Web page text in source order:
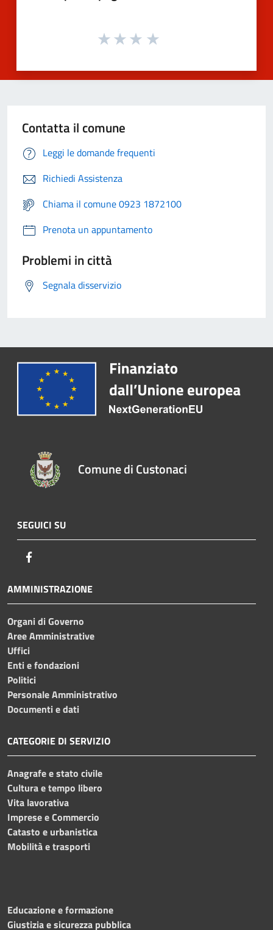
Contatta il comune
Leggi le domande frequenti
Richiedi Assistenza
Chiama il comune 0923 1872100
Prenota un appuntamento
Problemi in città
Segnala disservizio
Comune di Custonaci
SEGUICI SU
AMMINISTRAZIONE
Organi di Governo
Aree Amministrative
Uffici
Enti e fondazioni
Politici
Personale Amministrativo
Documenti e dati
CATEGORIE DI SERVIZIO
Anagrafe e stato civile
Cultura e tempo libero
Vita lavorativa
Imprese e Commercio
Catasto e urbanistica
Mobilità e trasporti
Educazione e formazione
Giustizia e sicurezza pubblica